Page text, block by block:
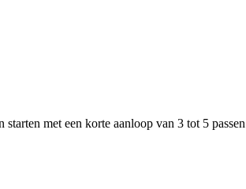
met een korte aanloop van 3 tot 5